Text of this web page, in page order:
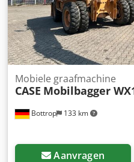
Bottrop 133 km
Mobiele graafmachine
CASE Mobilbagger
Aanvragen